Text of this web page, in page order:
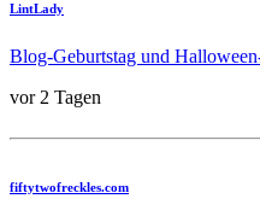
LintLady
Blog-Geburtstag und
vor 2 Tagen
fiftytwofreckles.com